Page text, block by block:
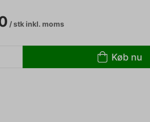
/ stkinkl. moms
Køb nu